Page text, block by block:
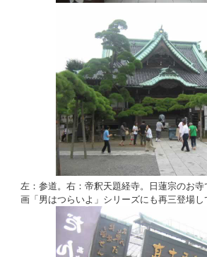
左：参道。右：帝釈天題経寺。日蓮宗のお
画「男はつらいよ」シリーズにも再三登場し